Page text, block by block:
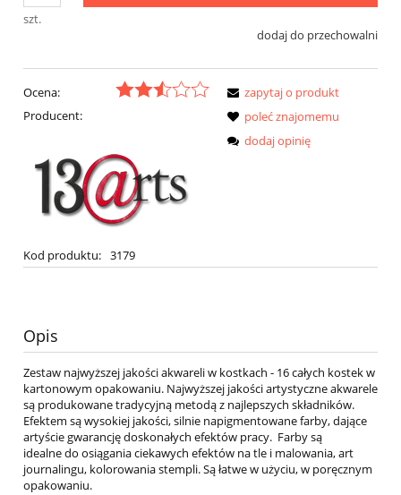
szt.
dodaj do przechowalni
Ocena:
Producent:
Kod produktu: 3179
zapytaj o produkt
poleć znajomemu
dodaj opinię
Opis
Zestaw najwyższej jakości akwareli w kostkach - 16 całych kostek w
kartonowym opakowaniu. Najwyższej jakości artystyczne akwarele
są produkowane tradycyjną metodą z najlepszych składników.
Efektem są wysokiej jakości, silnie napigmentowane farby, dające
artyście gwarancję doskonałych efektów pracy. Farby są
idealne do osiągania ciekawych efektów na tle i malowania, art
journalingu, kolorowania stempli. Są łatwe w użyciu, w poręcznym
opakowaniu.